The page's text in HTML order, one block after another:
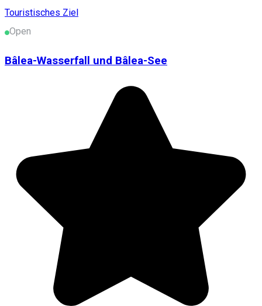
Touristisches Ziel
Open
Bâlea-Wasserfall und Bâlea-See